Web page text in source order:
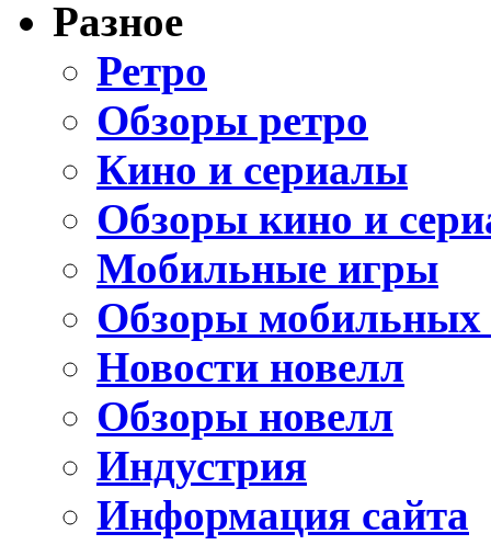
Разное
Ретро
Обзоры ретро
Кино и сериалы
Обзоры кино и
Мобильные игры
Обзоры мобильных
Новости новелл
Обзоры новелл
Индустрия
Информация сайта